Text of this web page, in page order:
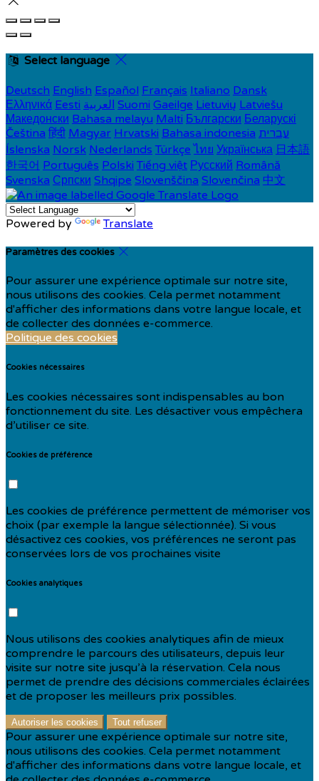
Select language
Deutsch English Español Français Italiano Dansk
Ελληνικά Eesti العربية Suomi Gaeilge Lietuvių Latviešu
Македонски Bahasa melayu Malti Български Беларускі
Čeština हिंदी Magyar Hrvatski Bahasa indonesia עברית
Íslenska Norsk Nederlands Türkçe ไทย Українська 日本語
한국어 Português Polski Tiếng việt Русский Română
Svenska Српски Shqipe Slovenščina Slovenčina 中文
Powered by Translate
Paramètres des cookies
Pour assurer une expérience optimale sur notre site,
nous utilisons des cookies. Cela permet notamment
d'afficher des informations dans votre langue locale, et
de collecter des données e-commerce.
Politique des cookies
Cookies nécessaires
Les cookies nécessaires sont indispensables au bon
fonctionnement du site. Les désactiver vous empêchera
d’utiliser ce site.
Cookies de préférence
Les cookies de préférence permettent de mémoriser vos
choix (par exemple la langue sélectionnée). Si vous
désactivez ces cookies, vos préférences ne seront pas
conservées lors de vos prochaines visite
Cookies analytiques
Nous utilisons des cookies analytiques afin de mieux
comprendre le parcours des utilisateurs, depuis leur
visite sur notre site jusqu’à la réservation. Cela nous
permet de prendre des décisions commerciales éclairées
et de proposer les meilleurs prix possibles.
Autoriser les cookies Tout refuser
Pour assurer une expérience optimale sur notre site,
nous utilisons des cookies. Cela permet notamment
d'afficher des informations dans votre langue locale, et